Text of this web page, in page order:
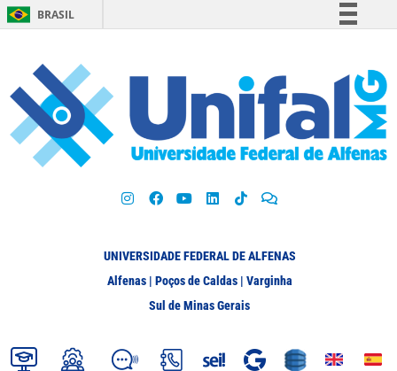
BRASIL
Participe
Acesso à informação
Legislação
UNIVERSIDADE FEDERAL DE ALFENAS
Alfenas | Poços de Caldas | Varginha
Sul de Minas Gerais